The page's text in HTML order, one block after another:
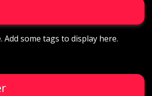
Add some tags to display here.